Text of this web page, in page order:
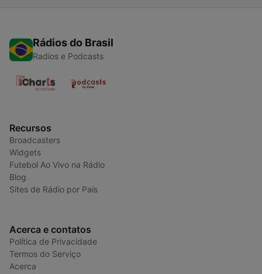
Rádios do Brasil
Radios e Podcasts
Recursos
Broadcasters
Widgets
Futebol Ao Vivo na Rádio
Blog
Sites de Rádio por País
Acerca e contatos
Política de Privacidade
Termos do Serviço
Acerca